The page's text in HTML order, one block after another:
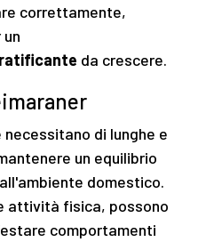
correttamente,
da crescere.
necessitano di lunghe e
un equilibrio
domestico.
attività fisica, possono
comportamenti